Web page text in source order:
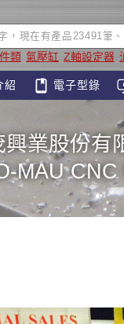
類 氣壓缸 Z軸設定器
紹 電子型錄
興業股份有
MAU